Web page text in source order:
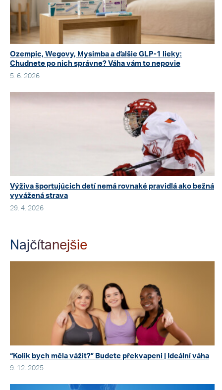
Ozempic, Wegovy, Mysimba a ďalšie GLP-1 lieky:
Chudnete po nich správne? Váha vám to nepovie
5. 6. 2026
Výživa športujúcich detí nemá rovnaké pravidlá ako bežná
vyvážená strava
29. 4. 2026
Najčítanejšie
“Kolik bych měla vážit?” Budete překvapeni | Ideální váha
9. 12. 2025